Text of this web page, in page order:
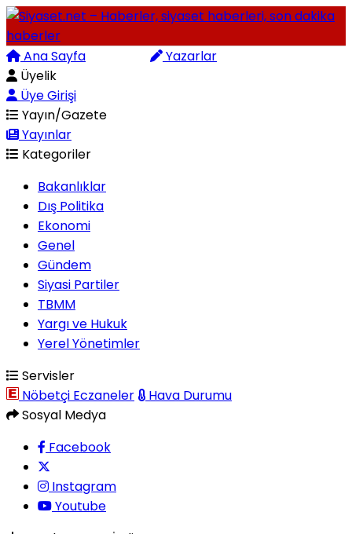
Ana Sayfa
Yazarlar
Üyelik
Üye Girişi
Yayın/Gazete
Yayınlar
Kategoriler
Bakanlıklar
Dış Politika
Ekonomi
Genel
Gündem
Siyasi Partiler
TBMM
Yargı ve Hukuk
Yerel Yönetimler
Servisler
Nöbetçi Eczaneler
Hava Durumu
Sosyal Medya
Facebook
Instagram
Youtube